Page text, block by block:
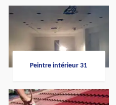
Peintre intérieur 31